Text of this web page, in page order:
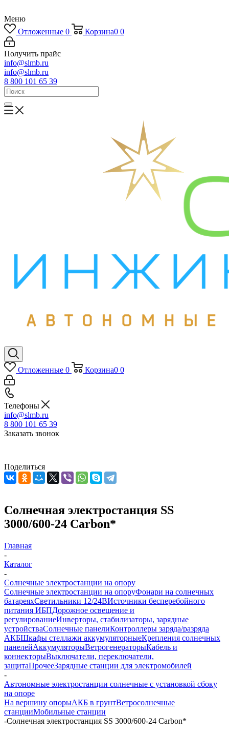
Меню
Отложенные 0 Корзина0 0
Получить прайс
info@slmb.ru
info@slmb.ru
8 800 101 65 39
Отложенные 0 Корзина0 0
Телефоны
info@slmb.ru
8 800 101 65 39
Заказать звонок
Поделиться
Солнечная электростанция SS
3000/600-24 Carbon*
Главная
-
Каталог
-
Солнечные электростанции на опору
Солнечные электростанции на опоруФонари на солнечных
батареяхСветильники 12/24ВИсточники бесперебойного
питания ИБПДорожное освещение и
регулированиеИнверторы, стабилизаторы, зарядные
устройстваСолнечные панелиКонтроллеры заряда/разряда
АКБШкафы стеллажи аккумуляторныеКрепления солнечных
панелейАккумуляторыВетрогенераторыКабель и
коннекторыВыключатели, переключатели,
защитаПрочееЗарядные станции для электромобилей
-
Автономные электростанции солнечные с установкой сбоку
на опоре
На вершину опорыАКБ в грунтВетросолнечные
станцииМобильные станции
-Солнечная электростанция SS 3000/600-24 Carbon*